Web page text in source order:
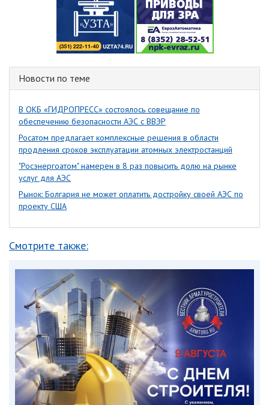
Новости по теме
В ОКБ «ГИДРОПРЕСС» состоялось совещание по
обеспечению безопасности АЭС с ВВЭР
Росатом предлагает комплексные решения в области
продления сроков эксплуатации атомных электростанций
"Росэнергоатом" намерен в 8 раз повысить долю на рынке
услуг для АЭС
Рынок: Болгария не может оплатить достройку своей АЭС по
проекту США
Смотрите также: